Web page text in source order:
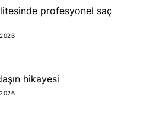
profesyonel saç
hikayesi